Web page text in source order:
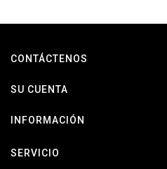
CONTÁCTENOS
SU CUENTA
INFORMACIÓN
SERVICIO